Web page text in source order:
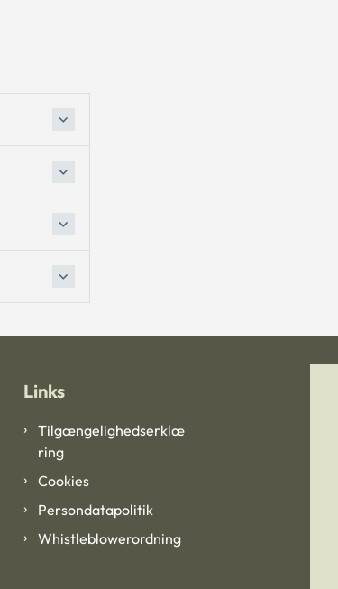
Links
Tilgængelighedserklæ
ring
Cookies
Persondatapolitik
Whistleblowerordning